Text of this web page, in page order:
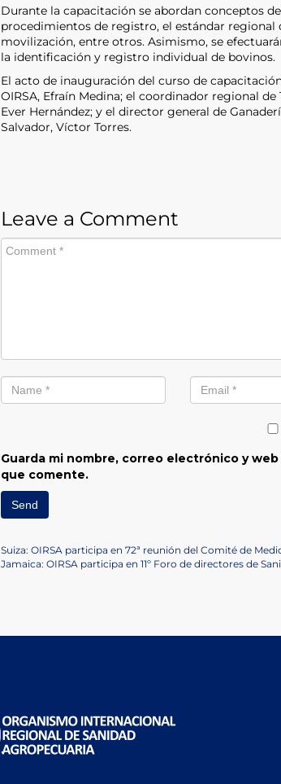
Durante la capacitación se abordan conceptos
procedimientos de registro, el estándar
movilización, entre otros. Asimismo, se
la identificación y registro individual de bovinos.
El acto de inauguración del curso de
OIRSA, Efraín Medina; el coordinador regional
Ever Hernández; y el director general de
Salvador, Víctor Torres.
Leave a Comment
Guarda mi nombre, correo electrónico y
que comente.
Navegación
Previous
Post
Suiza: OIRSA participa en 72ª reunión del Comité de
Next
Jamaica: OIRSA participa en 11º Foro de directores de